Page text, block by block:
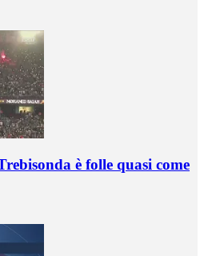
è folle quasi come